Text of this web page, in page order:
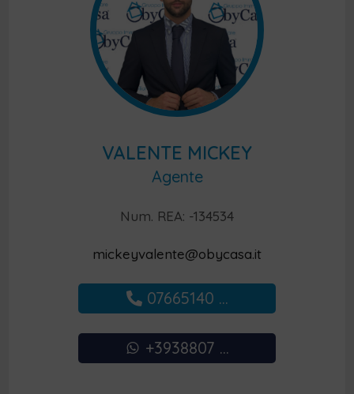
VALENTE MICKEY
Agente
Num. REA: -134534
mickeyvalente@obycasa.it
07665140 ...
+3938807 ...